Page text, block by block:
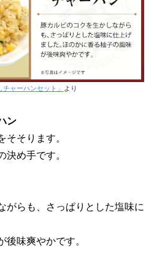
チャーハンセット」 より
ン
そそります。
決め手です。
がらも、さっぱりとした塩味に
後味爽やかです。